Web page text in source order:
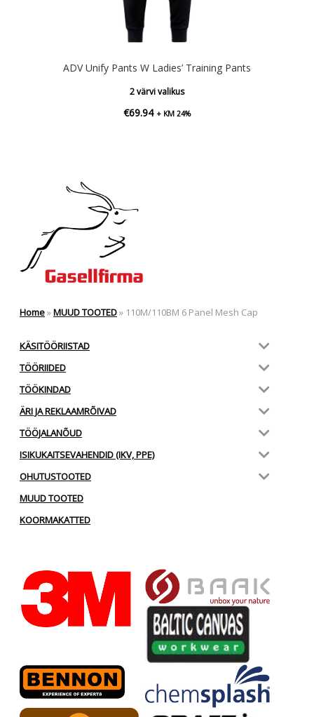
ADV Unify Pants W Ladies’ Training Pants
2 värvi valikus
€69.94 + KM 24%
Home»MUUD TOOTED» 110M/110BM 6 Panel Mesh Cap
KÄSITÖÖRIISTAD
TÖÖRIIDED
TÖÖKINDAD
ÄRI JA REKLAAMRÕIVAD
TÖÖJALANÕUD
ISIKUKAITSEVAHENDID (IKV, PPE)
OHUTUSTOOTED
MUUD TOOTED
KOORMAKATTED